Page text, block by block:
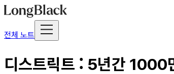
전체 노트
디스트릭트 : 5년간 1000